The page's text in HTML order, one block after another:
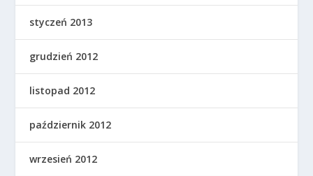
styczeń 2013
grudzień 2012
listopad 2012
październik 2012
wrzesień 2012